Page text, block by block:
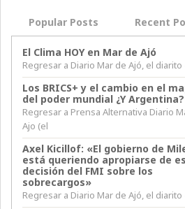
Popular Posts Recent
El Clima HOY en Mar de Ajó
Regresar a Diario Mar de Ajó, el diarito
Los BRICS+ y el cambio en el
del poder mundial ¿Y Argentina?
Regresar a Prensa Alternativa Diario
Ajo (el
Axel Kicillof: «El gobierno de
está queriendo apropiarse de
decisión del FMI sobre los
sobrecargos»
Regresar a Diario Mar de Ajó, el diarito